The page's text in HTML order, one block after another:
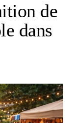
de
dans